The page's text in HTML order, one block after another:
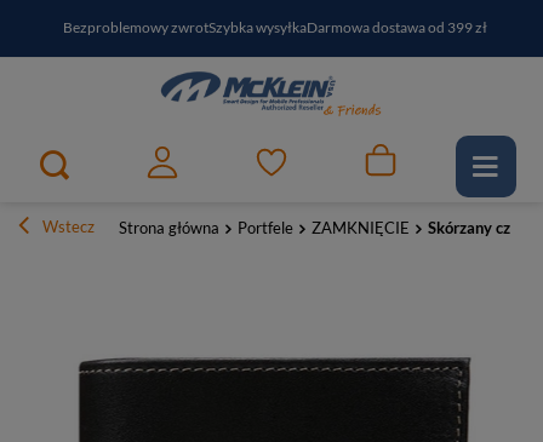
Bezproblemowy zwrotSzybka wysyłkaDarmowa dostawa od 399 zł
PayPo - kup i zapłać za30 dniZapisz się do newslettera i odbierz RABAT
Wstecz Strona główna Portfele ZAMKNIĘCIE Skórzany